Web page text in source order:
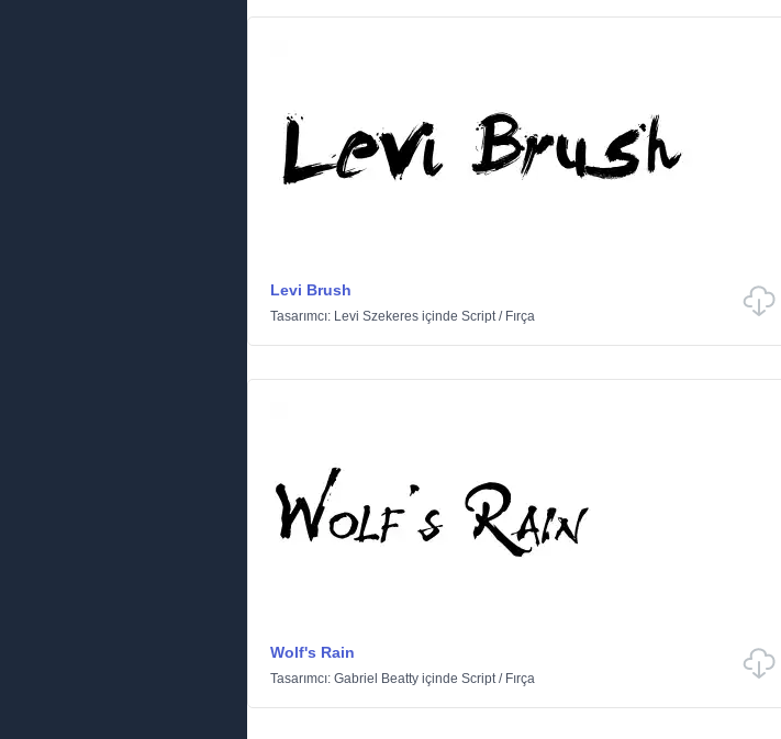
Levi Brush
Tasarımcı: Levi Szekeres içinde Script/ Fırça
Wolf's Rain
Tasarımcı: Gabriel Beatty içinde Script/ Fırça